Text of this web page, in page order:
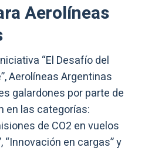
Aerolíneas
“El Desafío del
Aerolíneas Argentinas
galardones por parte de
en las categorías:
de CO2 en vuelos
“Innovación en cargas” y